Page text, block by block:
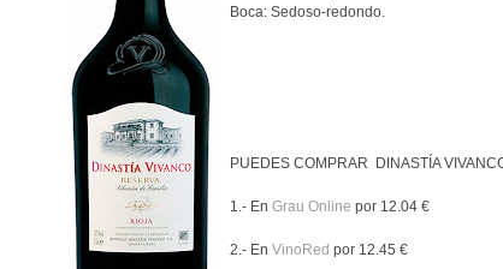
Boca: Sedoso-redondo.
PUEDES COMPRAR DINASTÍA
1.- En Grau Online por 12.04 €
2.- En VinoRed por 12.45 €